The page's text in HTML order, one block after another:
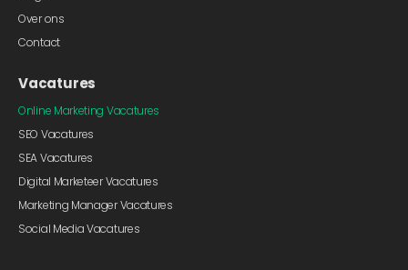
Over ons
Contact
Vacatures
Online Marketing Vacatures
SEO Vacatures
SEA Vacatures
Digital Marketeer Vacatures
Marketing Manager Vacatures
Social Media Vacatures